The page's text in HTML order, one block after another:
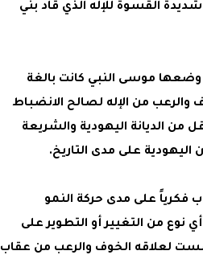
القسوة للإله الذي قاد بني
موسى النبي كانت بالغة
من الإله لصالح الانضباط
من الديانة اليهودية والشريعة
اليهودية على مدى التاريخ.
فكرياً على مدى حركة النمو
نوع من التغيير أو التطوير على
أسست لعلاقه الخوف والرعب من عقاب